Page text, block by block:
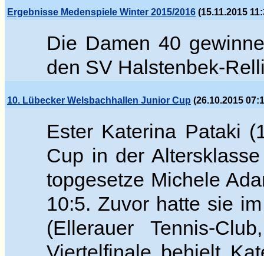
Ergebnisse Medenspiele Winter 2015/2016 (15.11.2015
Die Damen 40
den SV Halstenbek-
10. Lübecker Welsbachhallen Junior Cup (26.10.2015
Ester Katerina Pataki
Cup in der
topgesetze Michele
10:5. Zuvor hatte sie
(Ellerauer Tennis-